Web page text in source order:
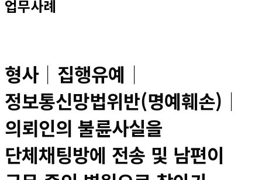
업무사례
형사│집행유예│
정보통신망법위반(명예훼손)│
의뢰인의 불륜사실을
단체채팅방에 전송 및 남편이